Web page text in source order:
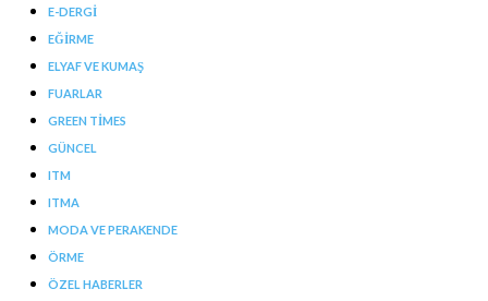
E-DERGI
EĞIRME
ELYAF VE KUMAŞ
FUARLAR
GREEN TIMES
GÜNCEL
ITM
ITMA
MODA VE PERAKENDE
ÖRME
ÖZEL HABERLER